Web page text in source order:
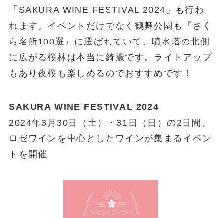
「SAKURA WINE FESTIVAL 2024」も行わ
れます。イベントだけでなく鶴舞公園も『さく
ら名所100選』に選ばれていて、噴水塔の北側
に広がる桜林は本当に綺麗です。ライトアップ
もあり夜桜も楽しめるのでおすすめです！
SAKURA WINE FESTIVAL 2024
2024年3月30日（土）・31日（日）の2日間、
ロゼワインを中心としたワインが集まるイベン
トを開催